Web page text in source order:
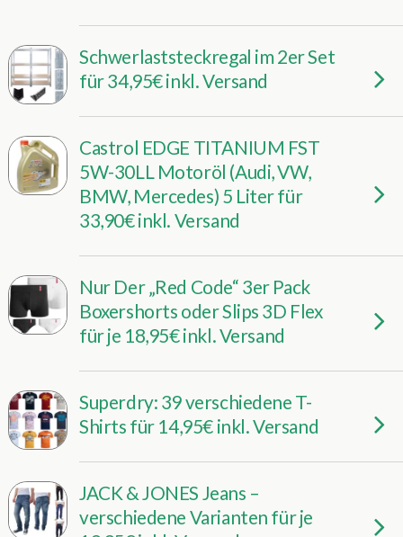
Schwerlaststeckregal im 2er Set
für 34,95€ inkl. Versand
Castrol EDGE TITANIUM FST
5W-30LL Motoröl (Audi, VW,
BMW, Mercedes) 5 Liter für
33,90€ inkl. Versand
Nur Der „Red Code“ 3er Pack
Boxershorts oder Slips 3D Flex
für je 18,95€ inkl. Versand
Superdry: 39 verschiedene T-
Shirts für 14,95€ inkl. Versand
JACK & JONES Jeans –
verschiedene Varianten für je